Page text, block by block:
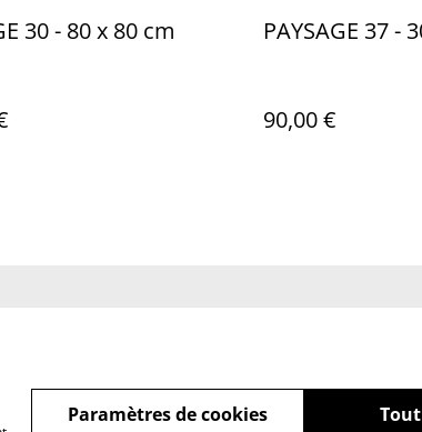
30 - 80 x 80 cm PAYSAGE 37 -
90,00 €
Paramètres de cookies